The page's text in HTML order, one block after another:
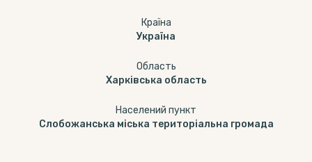
Країна
Україна
Область
Харківська область
Населений пункт
Слобожанська міська територіальна громада